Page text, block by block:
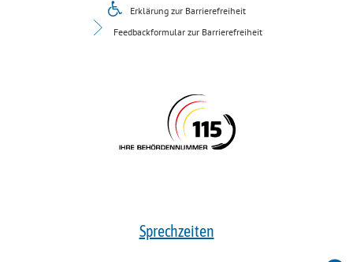
Erklärung zur Barrierefreiheit
Feedbackformular zur Barrierefreiheit
Sprechzeiten